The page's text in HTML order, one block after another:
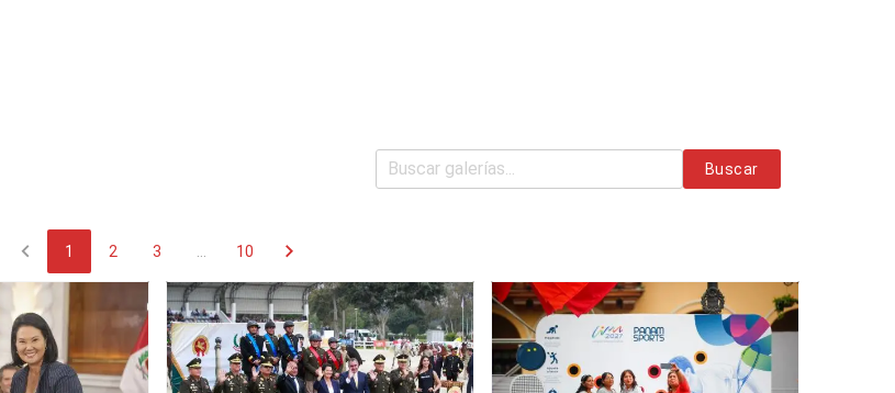
Buscar
chevron_left 1 2 3 10 chevron_right